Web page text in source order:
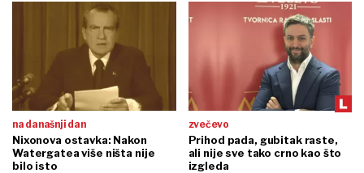
na današnji dan
Nixonova ostavka: Nakon
Watergatea više ništa nije
bilo isto
zvečevo
Prihod pada, gubitak raste,
ali nije sve tako crno kao što
izgleda